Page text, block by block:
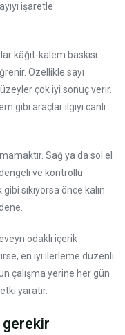
işaretle
kâğıt-kalem baskısı
Özellikle sayı
çok iyi sonuç verir.
gibi araçlar ilgiyi canlı
Sağ ya da sol el
ve kontrollü
sıkıyorsa önce kalın
odaklı içerik
en iyi ilerleme düzenli
çalışma yerine her gün
yaratır.